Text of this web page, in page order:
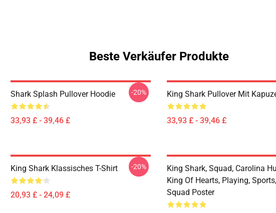
Beste Verkäufer Produkte
Shark Splash Pullover Hoodie
33,93 £ - 39,46 £
-20% King Shark Pullover Mit
33,93 £ - 39,46 £
King Shark Klassisches T-Shirt
20,93 £ - 24,09 £
-20%
King Shark, Squad, Carolina
King Of Hearts, Playing,
Squad Poster